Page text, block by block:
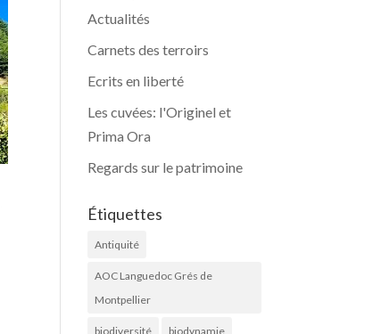
Actualités
Carnets des terroirs
Ecrits en liberté
Les cuvées: l'Originel et
Prima Ora
Regards sur le patrimoine
Étiquettes
Antiquité
AOC Languedoc Grés de
Montpellier
biodiversité biodynamie